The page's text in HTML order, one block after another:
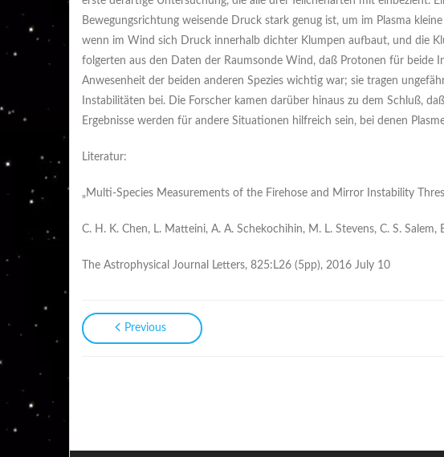
Bewegungsrichtung weisende Druck stark genug ist, um im Plasma
wenn im Wind sich Druck innerhalb dichter Klumpen aufbaut, und die
folgerten aus den Daten der Raumsonde Wind, daß Protonen für beide
Anwesenheit der beiden anderen Spezies wichtig war; sie tragen
Instabilitäten bei. Die Forscher kamen darüber hinaus zu dem Schluß,
Ergebnisse werden für andere Situationen hilfreich sein, bei denen
Literatur:
„Multi-Species Measurements of the Firehose and Mirror Instability
C. H. K. Chen, L. Matteini, A. A. Schekochihin, M. L. Stevens, C. S.
The Astrophysical Journal Letters, 825:L26 (5pp), 2016 July 10
Previous